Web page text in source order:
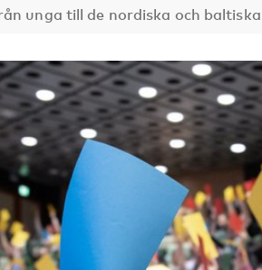
unga till de nordiska och